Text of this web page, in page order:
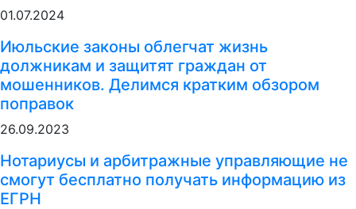
01.07.2024
Июльские законы облегчат жизнь
должникам и защитят граждан от
мошенников. Делимся кратким обзором
поправок
26.09.2023
Нотариусы и арбитражные управляющие не
смогут бесплатно получать информацию из
ЕГРН